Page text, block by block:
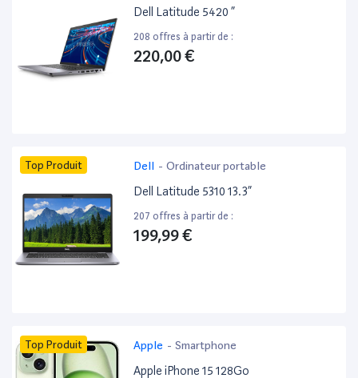
Dell Latitude 5420 ”
208 offres à partir de :
220,00 €
Top Produit Dell - Ordinateur portable
Dell Latitude 5310 13.3”
207 offres à partir de :
199,99 €
Top Produit Apple - Smartphone
Apple iPhone 15 128Go